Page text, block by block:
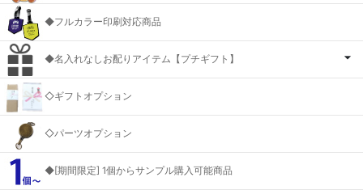
◆フルカラー印刷対応商品
◆名入れなしお配りアイテム【プチギフト】
◇ギフトオプション
◇パーツオプション
◆[期間限定] 1個からサンプル購入可能商品